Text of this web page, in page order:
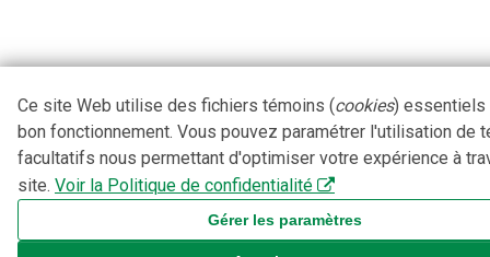
Ce site Web utilise des fichiers témoins (cookies) essentiels
bon fonctionnement. Vous pouvez paramétrer l'utilisation de
facultatifs nous permettant d'optimiser votre expérience à
site. Voir la Politique de confidentialité
Gérer les paramètres